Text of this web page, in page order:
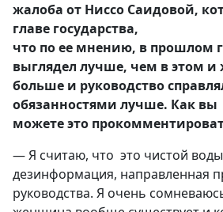
жалоба от Ниссо Саидовой,
главе государства,
что по ее мнению, в прошлом
выглядел лучше, чем в этом
больше и руководство
обязанностями лучше. Как вы
можете это
— Я считаю, что это чистой
дезинформация, направленная
руководства. Я очень